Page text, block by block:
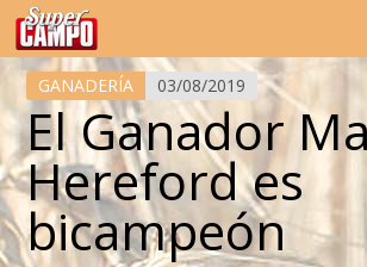
Temas de hoy
GANADERÍA 03/08/2019
El Ganador
Hereford es
bicampeón